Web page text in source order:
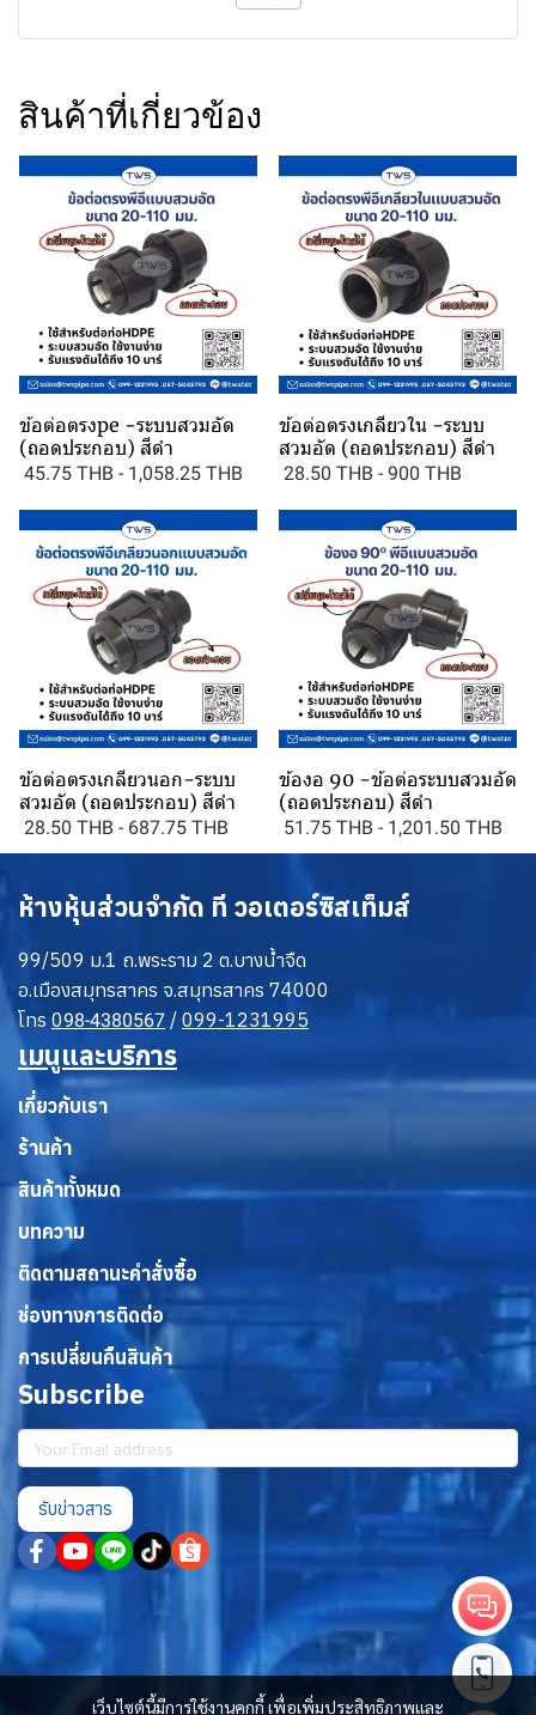
สินค้าที่เกี่ยวข้อง
ข้อต่อตรงpe -ระบบสวมอัด
(ถอดประกอบ) สีดำ
45.75 THB - 1,058.25 THB
ข้อต่อตรงเกลียวใน -ระบบ
สวมอัด (ถอดประกอบ) สีดำ
28.50 THB - 900 THB
ข้อต่อตรงเกลียวนอก-ระบบ
สวมอัด (ถอดประกอบ) สีดำ
28.50 THB - 687.75 THB
ข้องอ 90 -ข้อต่อระบบสวมอัด
(ถอดประกอบ) สีดำ
51.75 THB - 1,201.50 THB
เว็บไซต์นี้มีการใช้งานคุกกี้ เพื่อเพิ่มประสิทธิภาพและ
ห้างหุ้นส่วนจำกัด ที วอเตอร์ซิสเท็มส์
99/509 ม.1 ถ.พระราม 2 ต.บางน้ำจืด
อ.เมืองสมุทรสาคร จ.สมุทรสาคร 74000
โทร098-4380567 / 099-1231995
เมนูและบริการ
เกี่ยวกับเรา
ร้านค้า
สินค้าทั้งหมด
บทความ
ติดตามสถานะคำสั่งซื้อ
ช่องทางการติดต่อ
การเปลี่ยนคืนสินค้า
Subscribe
รับข่าวสาร